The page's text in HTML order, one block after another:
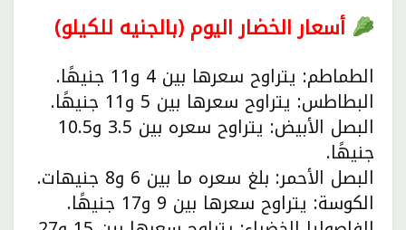
أسعار الخضار اليوم (بالجنيه للكيلو)
الطماطم: يتراوح سعرها بين 4 و11 جنيهًا.
البطاطس: يتراوح سعرها بين 5 و11 جنيهًا.
البصل الأبيض: يتراوح سعره بين 3.5 و10.5
جنيهًا.
البصل الأحمر: بلغ سعره ما بين 6 و8 جنيهات.
الكوسة: يتراوح سعرها بين 9 و17 جنيهًا.